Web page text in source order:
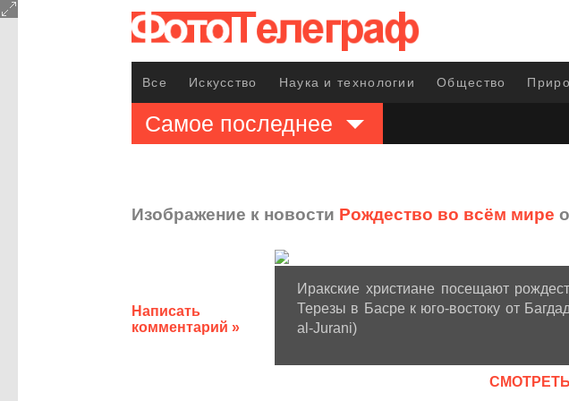
Все Искусство Наука и технологии Общество
Самое последнее
Изображение к новости Рождество во всём мире
Написать
комментарий »
Иракские христиане посещают
Терезы в Басре к юго-востоку от
al-Jurani)